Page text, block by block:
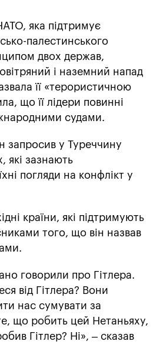
яка підтримує
палестинського
двох держав,
і наземний напад
її «терористичною
що її лідери повинні
судами.
запросив у Туреччину
які зазнають
погляди на конфлікт у
країни, які підтримують
того, що він назвав
говорили про Гітлера.
від Гітлера? Вони
нас сумувати за
що робить цей Нетаньяху,
Гітлер? Ні», – сказав